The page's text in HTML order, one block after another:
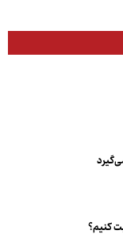
کنیم؟